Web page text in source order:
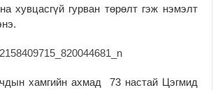
хувцасгүй гурван төрөлт гэж нэмэлт
хамгийн ахмад 73 настай Цэгмид